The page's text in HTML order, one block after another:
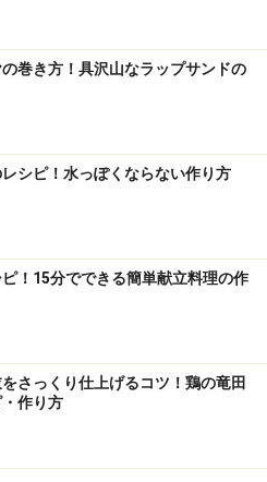
の巻き方！具沢山なラップサンドの
シピ！水っぽくならない作り方
！15分でできる簡単献立料理の作
さっくり仕上げるコツ！鶏の竜田
作り方